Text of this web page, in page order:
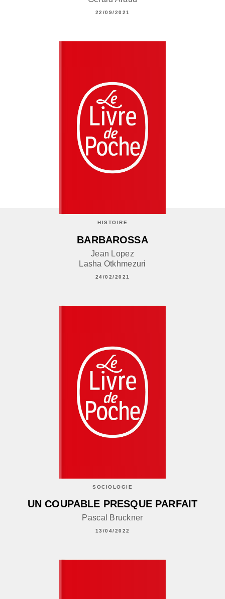
22/09/2021
HISTOIRE
BARBAROSSA
Jean Lopez
Lasha Otkhmezuri
24/02/2021
SOCIOLOGIE
UN COUPABLE PRESQUE PARFAIT
Pascal Bruckner
13/04/2022